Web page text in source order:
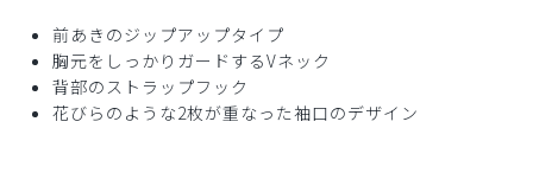
前あきのジップアップタイプ
胸元をしっかりガードするVネック
背部のストラップフック
花びらのような2枚が重なった袖口のデザイン